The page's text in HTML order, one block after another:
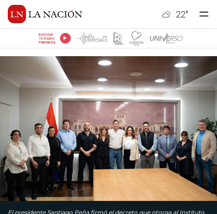
22°
ESCUCHÁ
TU RADIO
PREFERIDA
El presidente Santiago Peña firmó el decreto que otorga al Instituto